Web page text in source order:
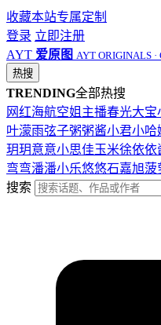
收藏本站专属定制
登录 立即注册
AYT 爱原图 AYT ORIGINALS
热搜
TRENDING全部热搜
网红海航空姐 主播春光大宝
叶濛雨弦子粥粥酱小君小哈
玥玥意意小思佳玉米徐依依
弯弯潘潘小乐悠悠石嘉旭菠
搜索